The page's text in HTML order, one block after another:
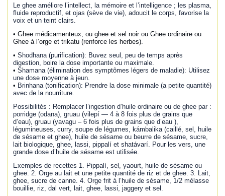
Le ghee améliore l’intellect, la mémoire et l’intelligence ; les plasma,
fluide reproductif, et ojas (sève de vie), adoucit le corps, favorise la
voix et un teint clairs.
• Ghee médicamenteux, ou ghee et sel noir ou Ghee ordinaire ou
Ghee à l’orge et trikatu (renforce les herbes).
•Shodhana (purification): Buvez seul, peu de temps après
digestion, boire la dose importante ou maximale.
•Shamana (élimination des symptômes légers de maladie): Utilisez
une dose moyenne à jeun.
• Brinhana (tonification): Prendre la dose minimale (a petite quantité)
avec de la nourriture.
Possibilités : Remplacer l’ingestion d’huile ordinaire ou de ghee par :
porridge (odana), gruau (vilepí — 4 à 8 fois plus de grains que
d’eau), gruau (yavagu – 6 fois plus de grains que d’eau ),
légumineuses, curry, soupe de légumes, kámbalika (caillé, sel, huile
de sésame et ghee), huile de sésame ou beurre de sésame, sucre,
lait biologique, ghee, lassi, pippalí et shatávarí. Pour les vers, une
grande dose d’huile de sésame est utilisée.
Exemples de recettes 1. Pippalí, sel, yaourt, huile de sésame ou
ghee. 2. Orge au lait et une petite quantité de riz et de ghee. 3. Lait,
ghee, sucre de canne. 4. Orge frit à l’huile de sésame, 1/2 mélasse
bouillie, riz, dal vert, lait, ghee, lassi, jaggery et sel.